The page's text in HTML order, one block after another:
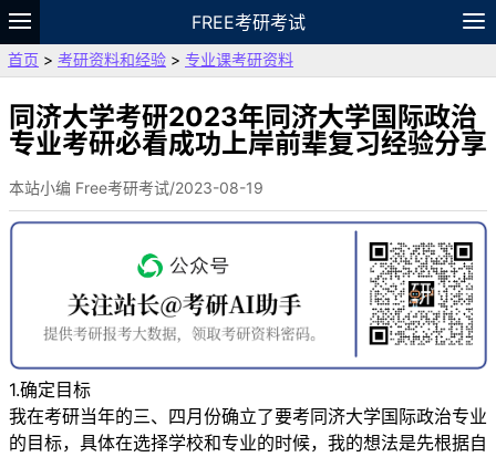
FREE考研考试
题库
故事 专题 APP
VIP
资料
首页 > 考研资料和经验 > 专业课考研资料
同济大学考研2023年同济大学国际政治
专业考研必看成功上岸前辈复习经验分享
本站小编 Free考研考试/2023-08-19
1.确定目标
我在考研当年的三、四月份确立了要考同济大学国际政治专业
的目标，具体在选择学校和专业的时候，我的想法是先根据自